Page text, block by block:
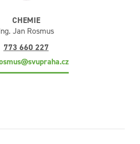
CHEMIE
Jan Rosmus
773 660 227